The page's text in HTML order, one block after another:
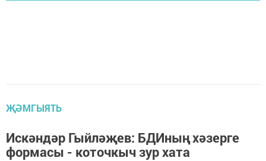
ҖӘМГЫЯТЬ
Искәндәр Гыйләҗев: БДИның хәзерге
формасы - коточкыч зур хата